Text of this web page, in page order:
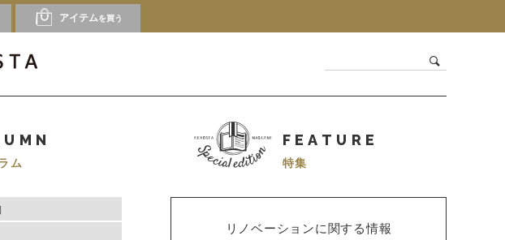
アイテムを買う
ム
FEATURE
特集
リノベーションに関する情報